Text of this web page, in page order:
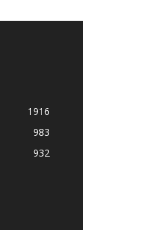
1916
983
932